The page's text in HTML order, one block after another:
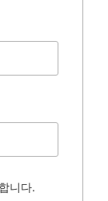
니다.